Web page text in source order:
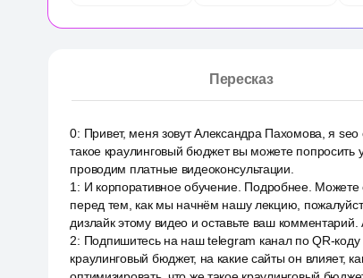
Пересказ
0: Привет, меня зовут Александра Пахомова, я
такое краулинговый бюджет вы можете
проводим платные видеоконсультации.
1 : И корпоративное обучение. Подробнее. Можете
перед тем, как мы начнём нашу лекцию,
дизлайк этому видео и оставьте ваш комментарий.
2: Подпишитесь на наш telegram канал по QR-коду
краулинговый бюджет, на какие сайты он влияет,